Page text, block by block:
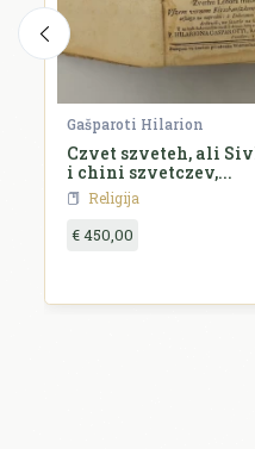
Gašparoti Hilarion
Czvet szveteh, ali
i chini szvetczev,...
Religija
€ 450,00